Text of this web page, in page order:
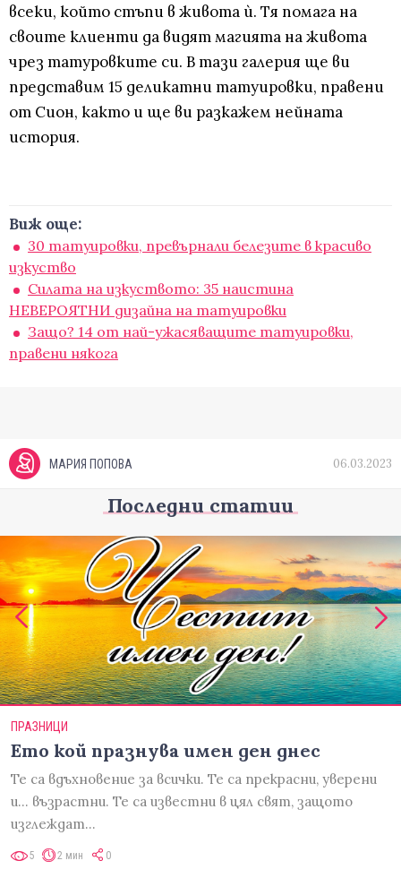
всеки, който стъпи в живота ѝ. Тя помага на
своите клиенти да видят магията на живота
чрез татуровките си. В тази галерия ще ви
представим 15 деликатни татуировки, правени
от Сион, както и ще ви разкажем нейната
история.
Виж още:
30 татуировки, превърнали белезите в красиво
изкуство
Силата на изкуството: 35 наистина
НЕВЕРОЯТНИ дизайна на татуировки
Защо? 14 от най-ужасяващите татуировки,
правени някога
МАРИЯ ПОПОВА 06.03.2023
Последни статии
ПРАЗНИЦИ
Ето кой празнува имен ден днес
Те са вдъхновение за всички. Те са прекрасни, уверени
и... възрастни. Те са известни в цял свят, защото
изглеждат…
5 2 мин 0